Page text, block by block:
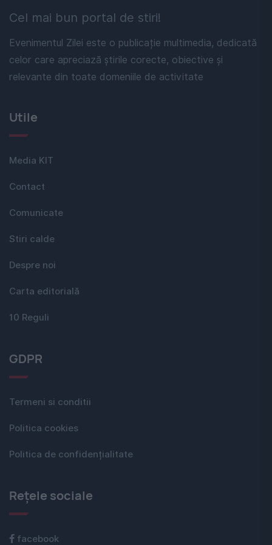
Cel mai bun portal de stiri!
Evenimentul Zilei este o publicație multimedia, dedicată
celor care apreciază știrile corecte, obiective și
relevante din toate domeniile de activitate
Utile
Media KIT
Contact
Comunicate
Stiri calde
Despre noi
Carta editorială
10 Reguli
GDPR
Termeni si conditii
Politica cookies
Politica de confidențialitate
Rețele sociale
facebook